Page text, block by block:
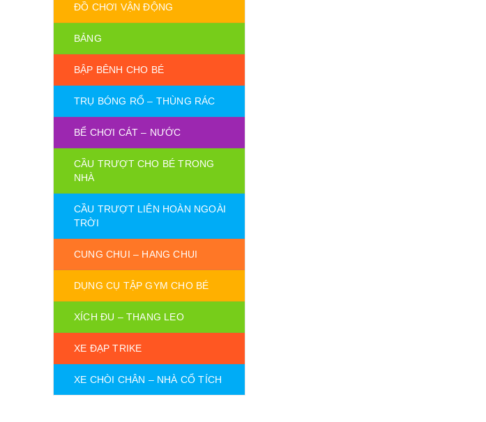
ĐỒ CHƠI VẬN ĐỘNG
BẢNG
BẬP BÊNH CHO BÉ
TRỤ BÓNG RỔ – THÙNG RÁC
BỂ CHƠI CÁT – NƯỚC
CẦU TRƯỢT CHO BÉ TRONG
NHÀ
CẦU TRƯỢT LIÊN HOÀN NGOÀI
TRỜI
CUNG CHUI – HANG CHUI
DỤNG CỤ TẬP GYM CHO BÉ
XÍCH ĐU – THANG LEO
XE ĐẠP TRIKE
XE CHÒI CHÂN – NHÀ CỔ TÍCH